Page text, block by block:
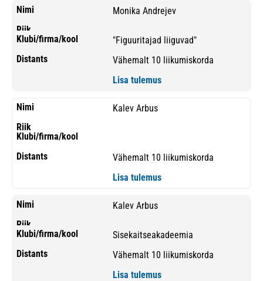
Monika Andrejev
"Figuuritajad liiguvad"
Vähemalt 10 liikumiskorda
Lisa tulemus
Kalev Arbus
Vähemalt 10 liikumiskorda
Lisa tulemus
Kalev Arbus
Sisekaitseakadeemia
Vähemalt 10 liikumiskorda
Lisa tulemus